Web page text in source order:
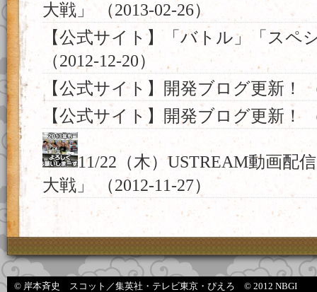
大戦」
（2013-02-26）
【公式サイト】「バトル」「スペ
（2012-12-20）
【公式サイト】開発ブログ更新！
【公式サイト】開発ブログ更新！
11/22（木）USTREAM動画配
大戦」
（2012-11-27）
© 岸本斉史 スコット／集英社・テレビ東京・ぴえろ © 2012 NBGI